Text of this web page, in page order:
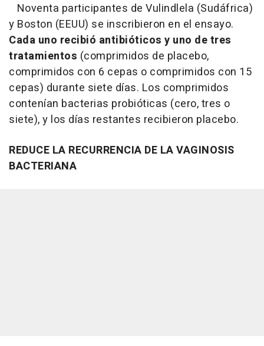
Noventa participantes de Vulindlela (Sudáfrica)
y Boston (EEUU) se inscribieron en el ensayo.
Cada uno recibió antibióticos y uno de tres
tratamientos (comprimidos de placebo,
comprimidos con 6 cepas o comprimidos con 15
cepas) durante siete días. Los comprimidos
contenían bacterias probióticas (cero, tres o
siete), y los días restantes recibieron placebo.
REDUCE LA RECURRENCIA DE LA VAGINOSIS
BACTERIANA